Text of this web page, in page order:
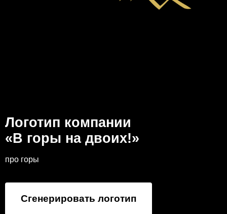
Логотип компании
«В горы на двоих!»
про горы
Сгенерировать логотип